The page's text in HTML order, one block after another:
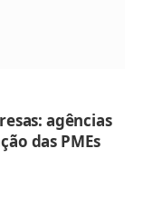
agências
das PMEs